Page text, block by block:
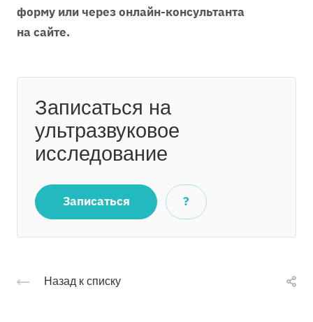
форму или через онлайн-консультанта
на сайте.
Записаться на
ультразвуковое
исследование
Записаться ?
Назад к списку